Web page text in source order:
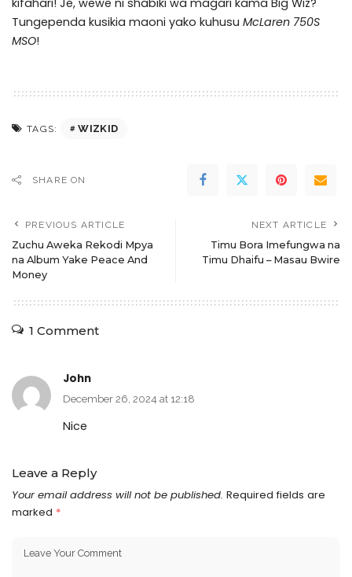
Tungependa kusikia maoni yako kuhusu McLaren 750S
MSO!
TAGS: WIZKID
SHARE ON
PREVIOUS ARTICLE
Zuchu Aweka Rekodi Mpya
na Album Yake Peace And
Money
NEXT ARTICLE
Timu Bora Imefungwa na
Timu Dhaifu – Masau Bwire
1 Comment
John
December 26, 2024 at 12:18
Nice
Leave a Reply
Your email address will not be published. Required fields are
marked *